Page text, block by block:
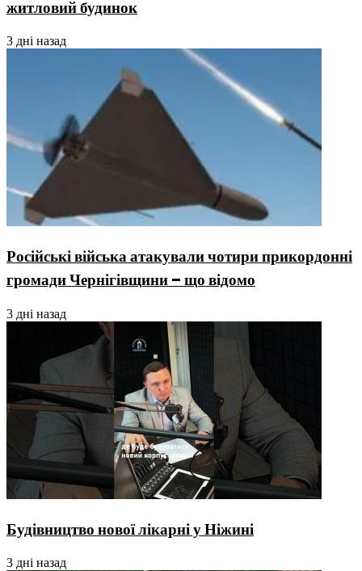
житловий будинок
3 дні назад
Російські війська атакували чотири прикордонні
громади Чернігівщини – що відомо
3 дні назад
Будівництво нової лікарні у Ніжині
3 дні назад